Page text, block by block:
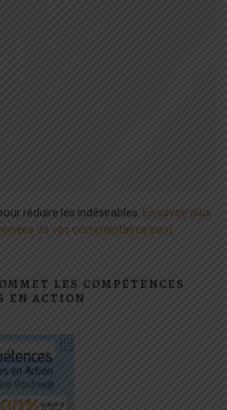
réduire les indésirables. En savoir plus
de vos commentaires sont
LES COMPÉTENCES
EN ACTION